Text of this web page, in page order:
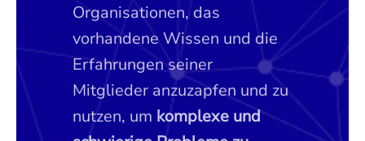
Organisationen, das
vorhandene Wissen und die
Erfahrungen seiner
Mitglieder anzuzapfen und zu
nutzen, um komplexe und